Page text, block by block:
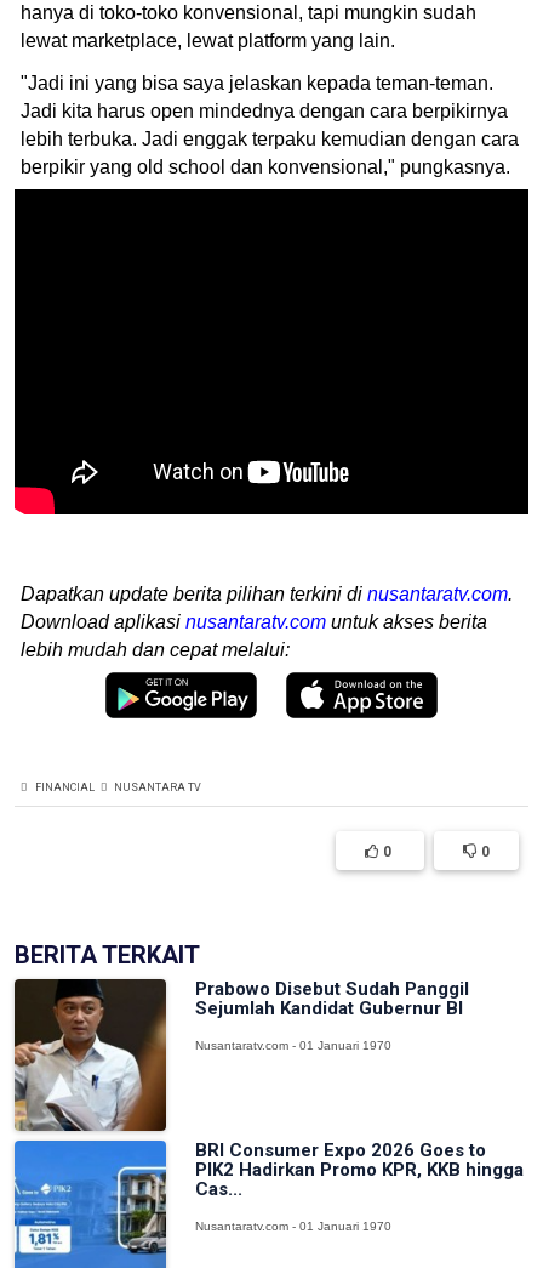
hanya di toko-toko konvensional, tapi mungkin sudah
lewat marketplace, lewat platform yang lain.
"Jadi ini yang bisa saya jelaskan kepada teman-teman.
Jadi kita harus open mindednya dengan cara berpikirnya
lebih terbuka. Jadi enggak terpaku kemudian dengan cara
berpikir yang old school dan konvensional," pungkasnya.
Dapatkan update berita pilihan terkini di nusantaratv.com.
Download aplikasi nusantaratv.com untuk akses berita
lebih mudah dan cepat melalui:
FINANCIAL NUSANTARA TV
0 0
BERITA TERKAIT
Prabowo Disebut Sudah Panggil
Sejumlah Kandidat Gubernur BI
Nusantaratv.com - 01 Januari 1970
BRI Consumer Expo 2026 Goes to
PIK2 Hadirkan Promo KPR, KKB hingga
Cas...
Nusantaratv.com - 01 Januari 1970